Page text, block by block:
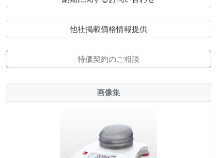
他社掲載価格情報提供
特価契約のご相談
画像集